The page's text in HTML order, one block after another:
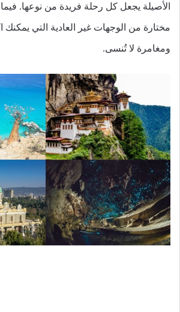
الأصيلة يجعل كل رحلة فريدة من نوعها.
مختارة من الوجهات غير العادية التي يمكنك
ومغامرة لا تُنسى.